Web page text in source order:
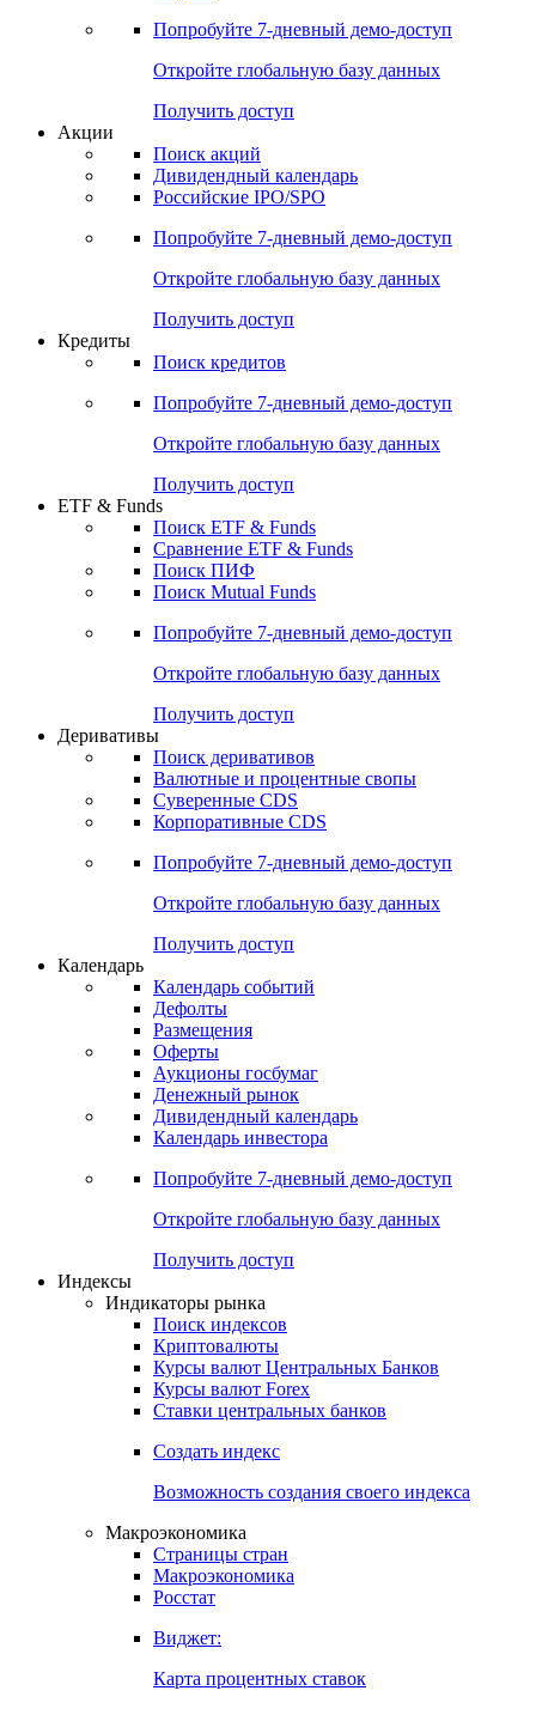
Попробуйте 7-дневный демо-доступ
Откройте глобальную базу данных
Получить доступ
Акции
Поиск акций
Дивидендный календарь
Российские IPO/SPO
Попробуйте 7-дневный демо-доступ
Откройте глобальную базу данных
Получить доступ
Кредиты
Поиск кредитов
Попробуйте 7-дневный демо-доступ
Откройте глобальную базу данных
Получить доступ
ETF & Funds
Поиск ETF & Funds
Сравнение ETF & Funds
Поиск ПИФ
Поиск Mutual Funds
Попробуйте 7-дневный демо-доступ
Откройте глобальную базу данных
Получить доступ
Деривативы
Поиск деривативов
Валютные и процентные свопы
Суверенные CDS
Корпоративные CDS
Попробуйте 7-дневный демо-доступ
Откройте глобальную базу данных
Получить доступ
Календарь
Календарь событий
Дефолты
Размещения
Оферты
Аукционы госбумаг
Денежный рынок
Дивидендный календарь
Календарь инвестора
Попробуйте 7-дневный демо-доступ
Откройте глобальную базу данных
Получить доступ
Индексы
Индикаторы рынка
Поиск индексов
Криптовалюты
Курсы валют Центральных Банков
Курсы валют Forex
Ставки центральных банков
Создать индекс
Возможность создания своего индекса
Макроэкономика
Страницы стран
Макроэкономика
Росстат
Виджет:
Карта процентных ставок